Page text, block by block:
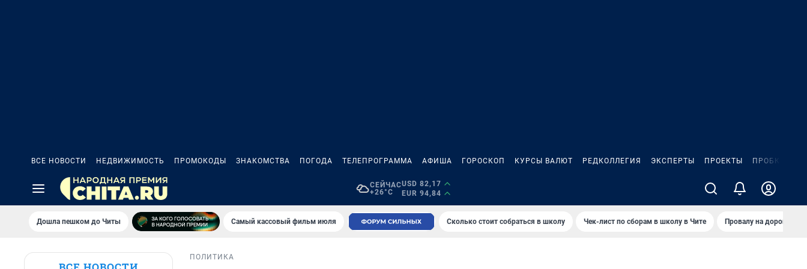
ВСЕ НОВОСТИ НЕДВИЖИМОСТЬ ПРОМОКОДЫ ЗНАКОМСТВА ПОГОДА ТЕЛЕПРОГРАММА АФИША ГОРОСКОП КУРСЫ ВАЛЮТ РЕДКОЛЛЕГИЯ ЭКСПЕРТЫ ПРОЕКТЫ ПРОБКИ
СЕЙЧАС
+26°C
USD 82,17
EUR 94,84
Дошла пешком до Читы Самый кассовый фильм июля Сколько стоит собраться в школу Чек-лист по сборам в школу в Чите Провалу на дороге
ПОЛИТИКА